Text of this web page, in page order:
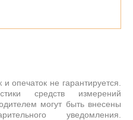
опечаток не гарантируется.
средств измерений
могут быть внесены
уведомления.